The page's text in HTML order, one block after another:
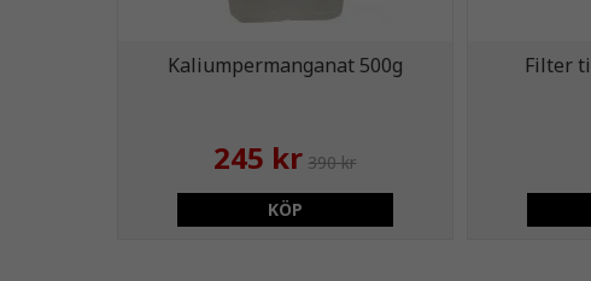
Kaliumpermanganat 500g
245 kr 390 kr
KÖP
Filter